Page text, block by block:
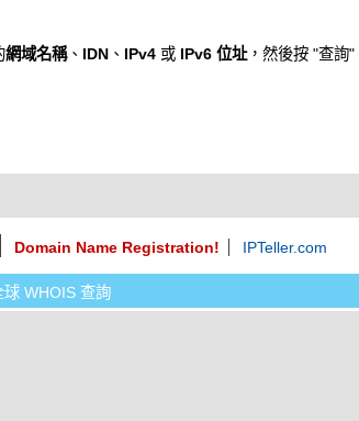
網域名稱、 IDN 、 IPv4 或 IPv6 位址，然後按 "查詢"
Domain Name Registration! IPTeller.com
球 WHOIS 查詢